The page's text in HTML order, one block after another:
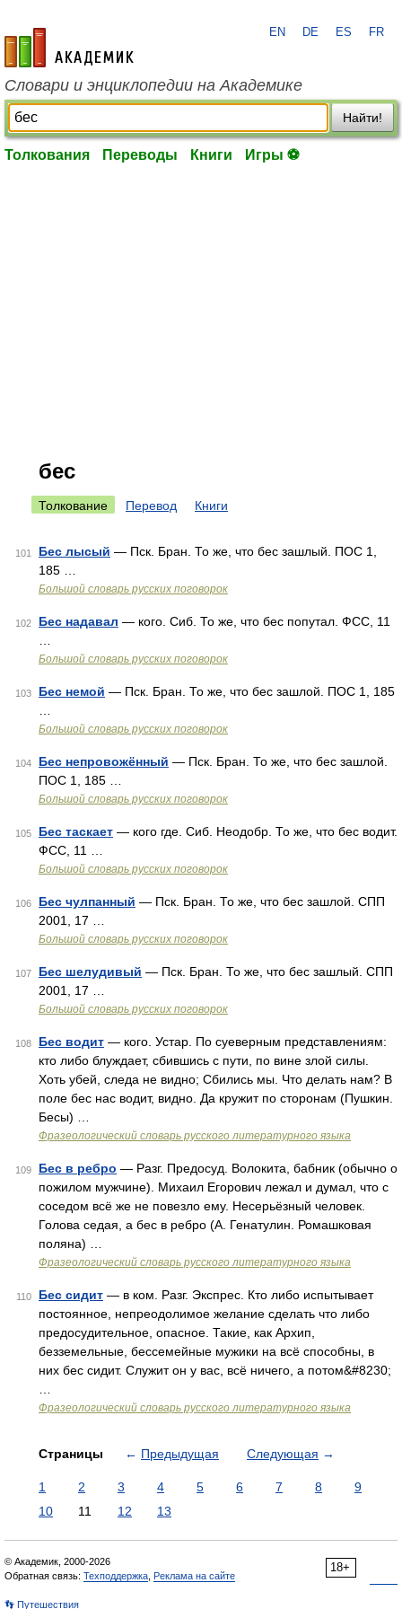
academic.ru
EN DE ES FR
Словари и энциклопедии на Академике
Найти!
Толкования Переводы Книги Игры ⚽
бес
Толкование Перевод Книги
101 Бес лысый — Пск. Бран. То же, что бес зашлый. ПОС 1,
185 …
Большой словарь русских поговорок
102 Бес надавал — кого. Сиб. То же, что бес попутал. ФСС, 11
Большой словарь русских поговорок
103 Бес немой — Пск. Бран. То же, что бес зашлой. ПОС 1, 185
Большой словарь русских поговорок
104 Бес непровожённый — Пск. Бран. То же, что бес зашлой.
ПОС 1, 185 …
Большой словарь русских поговорок
105 Бес таскает — кого где. Сиб. Неодобр. То же, что бес водит.
ФСС, 11 …
Большой словарь русских поговорок
106 Бес чулпанный — Пск. Бран. То же, что бес зашлой. СПП
2001, 17 …
Большой словарь русских поговорок
107 Бес шелудивый — Пск. Бран. То же, что бес зашлый. СПП
2001, 17 …
Большой словарь русских поговорок
108 Бес водит — кого. Устар. По суеверным представлениям:
кто либо блуждает, сбившись с пути, по вине злой силы.
Хоть убей, следа не видно; Сбились мы. Что делать нам? В
поле бес нас водит, видно. Да кружит по сторонам (Пушкин.
Бесы) …
Фразеологический словарь русского литературного языка
109 Бес в ребро — Разг. Предосуд. Волокита, бабник (обычно о
пожилом мужчине). Михаил Егорович лежал и думал, что с
соседом всё же не повезло ему. Несерьёзный человек.
Голова седая, а бес в ребро (А. Генатулин. Ромашковая
поляна) …
Фразеологический словарь русского литературного языка
110 Бес сидит — в ком. Разг. Экспрес. Кто либо испытывает
постоянное, непреодолимое желание сделать что либо
предосудительное, опасное. Такие, как Архип,
безземельные, бессемейные мужики на всё способны, в
них бес сидит. Служит он у вас, всё ничего, а потом&#8230;
Фразеологический словарь русского литературного языка
Страницы ← Предыдущая Следующая →
1 2 3 4 5 6 7 8
9
10
11 12 13
18+
© Академик, 2000-2026
Обратная связь: Техподдержка Реклама на сайте
👣 Путешествия